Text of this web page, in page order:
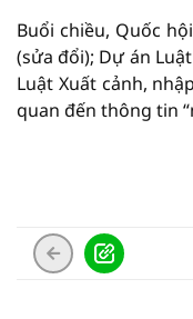
Buổi chiều, Quốc
(sửa đổi); Dự án
Luật Xuất cảnh,
quan đến thông tin